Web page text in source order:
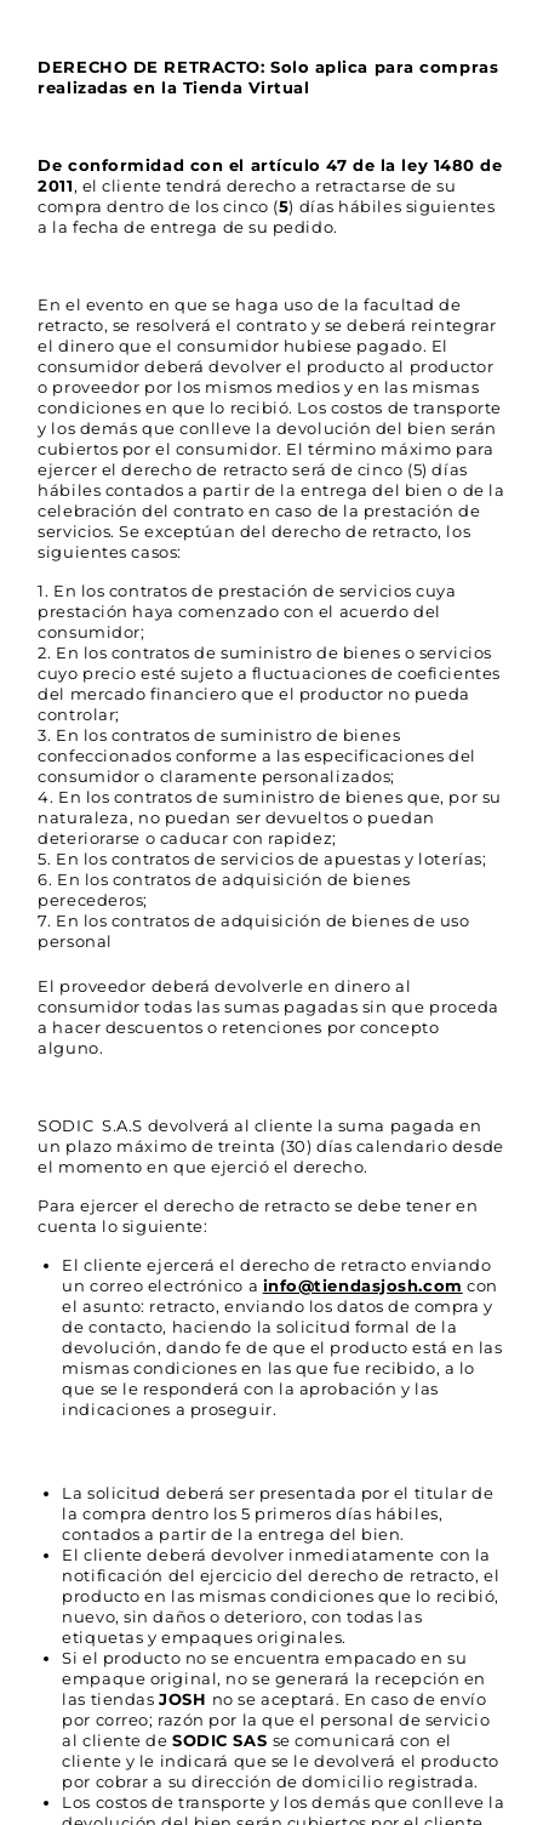
DERECHO DE RETRACTO: Solo aplica para compras
realizadas en la Tienda Virtual
De conformidad con el artículo 47 de la ley 1480 de
2011 , el cliente tendrá derecho a retractarse de su
compra dentro de los cinco (5) días hábiles siguientes
a la fecha de entrega de su pedido.
En el evento en que se haga uso de la facultad de
retracto, se resolverá el contrato y se deberá reintegrar
el dinero que el consumidor hubiese pagado. El
consumidor deberá devolver el producto al productor
o proveedor por los mismos medios y en las mismas
condiciones en que lo recibió. Los costos de transporte
y los demás que conlleve la devolución del bien serán
cubiertos por el consumidor. El término máximo para
ejercer el derecho de retracto será de cinco (5) días
hábiles contados a partir de la entrega del bien o de la
celebración del contrato en caso de la prestación de
servicios. Se exceptúan del derecho de retracto, los
siguientes casos:
En los contratos de prestación de servicios cuya
prestación haya comenzado con el acuerdo del
consumidor;
En los contratos de suministro de bienes o servicios
cuyo precio esté sujeto a fluctuaciones de coeficientes
del mercado financiero que el productor no pueda
controlar;
En los contratos de suministro de bienes
confeccionados conforme a las especificaciones del
consumidor o claramente personalizados;
En los contratos de suministro de bienes que, por su
naturaleza, no puedan ser devueltos o puedan
deteriorarse o caducar con rapidez;
En los contratos de servicios de apuestas y loterías;
En los contratos de adquisición de bienes
perecederos;
En los contratos de adquisición de bienes de uso
personal
El proveedor deberá devolverle en dinero al
consumidor todas las sumas pagadas sin que proceda
a hacer descuentos o retenciones por concepto
alguno.
SODIC S.A.S devolverá al cliente la suma pagada en
un plazo máximo de treinta (30) días calendario desde
el momento en que ejerció el derecho.
Para ejercer el derecho de retracto se debe tener en
cuenta lo siguiente:
El cliente ejercerá el derecho de retracto enviando
un correo electrónico a info@tiendasjosh.com con
el asunto: retracto, enviando los datos de compra y
de contacto, haciendo la solicitud formal de la
devolución, dando fe de que el producto está en las
mismas condiciones en las que fue recibido, a lo
que se le responderá con la aprobación y las
indicaciones a proseguir.
La solicitud deberá ser presentada por el titular de
la compra dentro los 5 primeros días hábiles,
contados a partir de la entrega del bien.
El cliente deberá devolver inmediatamente con la
notificación del ejercicio del derecho de retracto, el
producto en las mismas condiciones que lo recibió,
nuevo, sin daños o deterioro, con todas las
etiquetas y empaques originales.
Si el producto no se encuentra empacado en su
empaque original, no se generará la recepción en
las tiendas JOSH no se aceptará. En caso de envío
por correo; razón por la que el personal de servicio
al cliente deSODIC SAS se comunicará con el
cliente y le indicará que se le devolverá el producto
por cobrar a su dirección de domicilio registrada.
Los costos de transporte y los demás que conlleve la